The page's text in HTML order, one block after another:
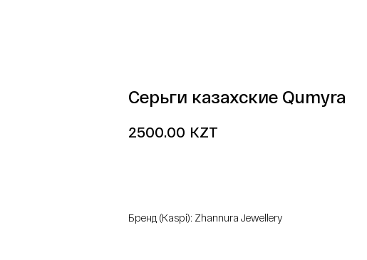
Серьги казахские Qumyra
2500.00 KZT
Бренд (Kaspi): Zhannura Jewellery